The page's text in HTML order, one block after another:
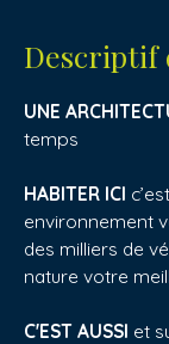
Descriptif
UNE
temps
HABITER ICI
environnement
des milliers de
nature votre
C'EST AUSSI et